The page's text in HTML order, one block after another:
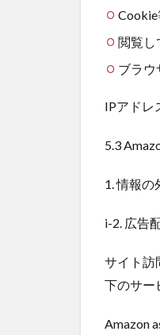
閲覧し
ブラウ
IPアドレ
5.3
1. 情報の
i-2. 広告
サイト訪
下のサー
Amazon